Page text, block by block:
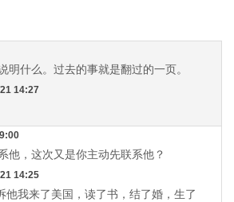
明什么。过去的事就是翻过的一页。
14:27
他，这次又是你主动先联系他？
14:25
他我来了美国，读了书，结了婚，生了